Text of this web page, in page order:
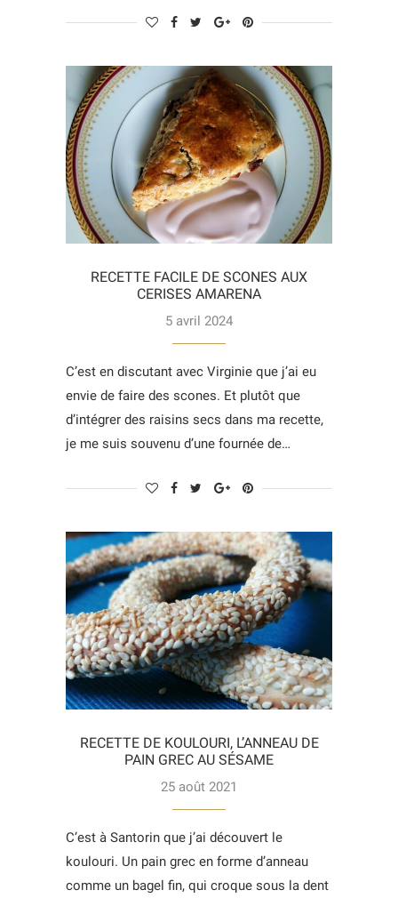
RECETTE FACILE DE SCONES AUX
CERISES AMARENA
5 avril 2024
C’est en discutant avec Virginie que j’ai eu
envie de faire des scones. Et plutôt que
d’intégrer des raisins secs dans ma recette,
je me suis souvenu d’une fournée de…
RECETTE DE KOULOURI, L’ANNEAU DE
PAIN GREC AU SÉSAME
25 août 2021
C’est à Santorin que j’ai découvert le
koulouri. Un pain grec en forme d’anneau
comme un bagel fin, qui croque sous la dent